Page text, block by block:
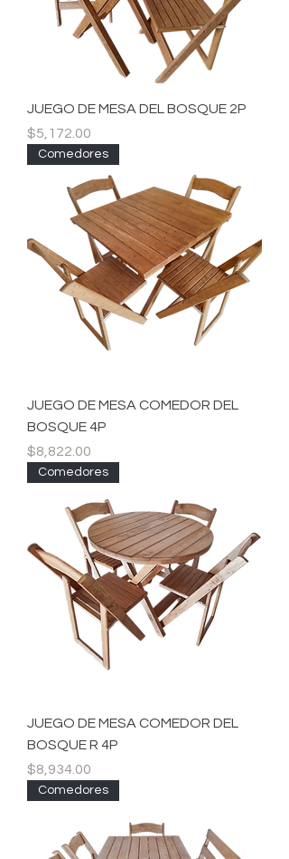
JUEGO DE MESA DEL BOSQUE 2P
Precio
$5,172.00
Comedores
JUEGO DE MESA COMEDOR DEL
BOSQUE 4P
Precio
$8,822.00
Comedores
JUEGO DE MESA COMEDOR DEL
BOSQUE R 4P
Precio
$8,934.00
Comedores